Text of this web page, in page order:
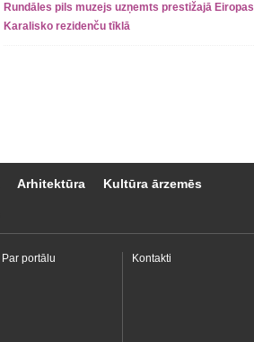
Rundāles pils muzejs uzņemts prestižajā Eiropas
Karalisko rezidenču tīklā
Arhitektūra Kultūra ārzemēs
Par portālu Kontakti